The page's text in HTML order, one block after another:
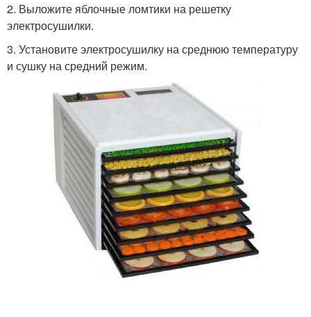
2. Выложите яблочные ломтики на решетку
электросушилки.
3. Установите электросушилку на среднюю температуру
и сушку на средний режим.